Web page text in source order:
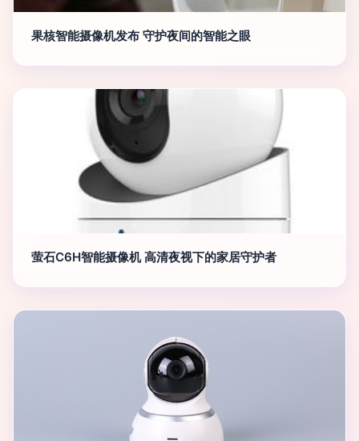
果核智能摄像机发布 守护夜间的智能之眼
萤石C6H智能摄像机 高清夜视下的家居守护者